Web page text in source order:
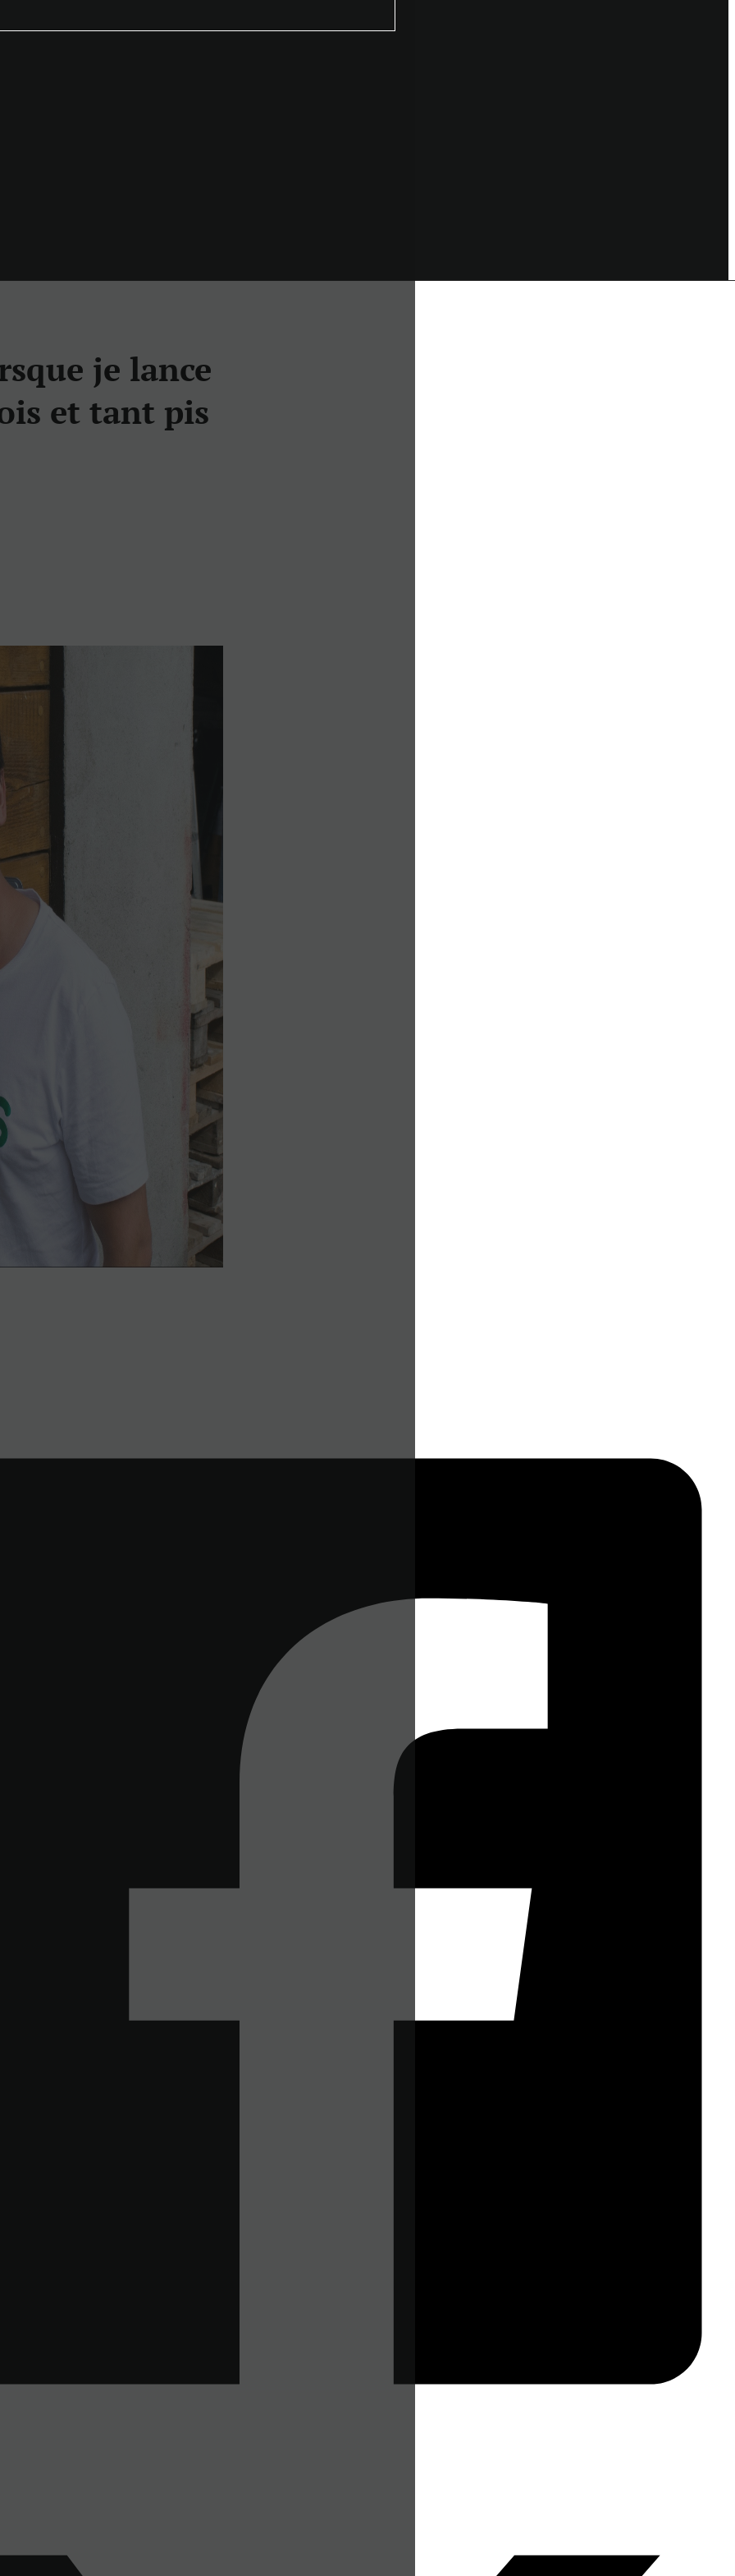
je lance
et tant pis